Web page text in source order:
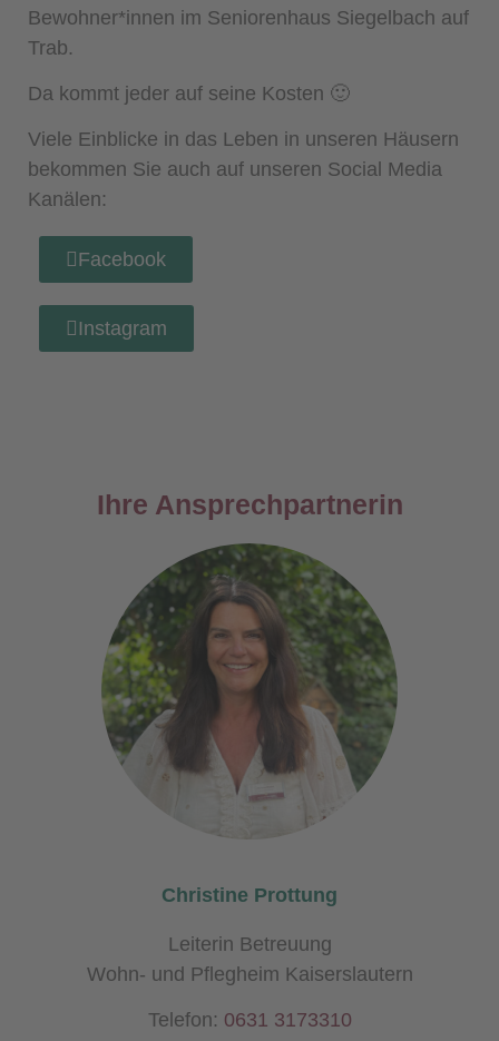
Bewohner*innen im Seniorenhaus Siegelbach auf
Trab.
Da kommt jeder auf seine Kosten 🙂
Viele Einblicke in das Leben in unseren Häusern
bekommen Sie auch auf unseren Social Media
Kanälen:
Facebook
Instagram
Ihre Ansprechpartnerin
Christine Prottung
Leiterin Betreuung
Wohn- und Pflegheim Kaiserslautern
Telefon: 0631 3173310